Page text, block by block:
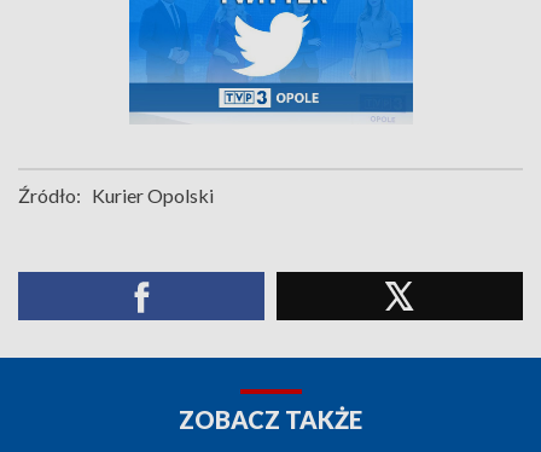
Źródło: Kurier Opolski
ZOBACZ TAKŻE